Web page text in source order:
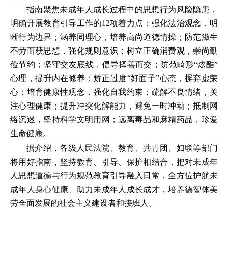
指南聚焦未成年人成长过程中的思想行为风险隐患，
明确开展教育引导工作的12项着力点：强化法治观念，明
晰行为边界；涵养同理心，培养高尚道德情操；防范滋生
不劳而获思想，强化规则意识；树立正确消费观，崇尚勤
俭节约；坚守交友底线，倡导择善而交；防范畸形“炫酷”
心理，提升内在修养；矫正过度“好面子”心态，摒弃虚荣
心；培育健康性观念，强化自我约束；疏解不良情绪，关
注心理健康；提升冲突化解能力，避免一时冲动；抵制网
络沉迷，坚持科学文明用网；远离毒品和麻精药品，珍爱
生命健康。
据介绍，各级人民法院、教育、共青团、妇联等部门
将用好指南，坚持教育、引导、保护相结合，把对未成年
人思想道德与行为规范教育引导融入日常，全方位护航未
成年人身心健康、助力未成年人成长成才，培养德智体美
劳全面发展的社会主义建设者和接班人。